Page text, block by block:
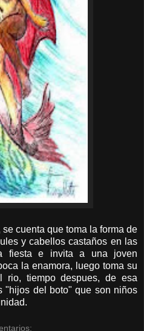
cuenta que toma la forma de
y cabellos castaños en las
fiesta e invita a una joven
la enamora, luego toma su
rio, tiempo despues, de esa
"hijos del boto" que son niños